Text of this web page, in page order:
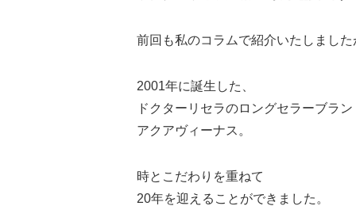
前回も私のコラムで紹介いたしました
2001年に誕生した、
ドクターリセラのロングセラーブラン
アクアヴィーナス 。
時とこだわりを重ねて
20年を迎えることができました。